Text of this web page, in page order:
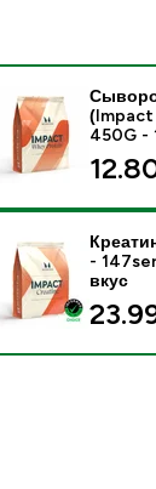
- Сывороточный
450G -
- Креатин
-
вкус